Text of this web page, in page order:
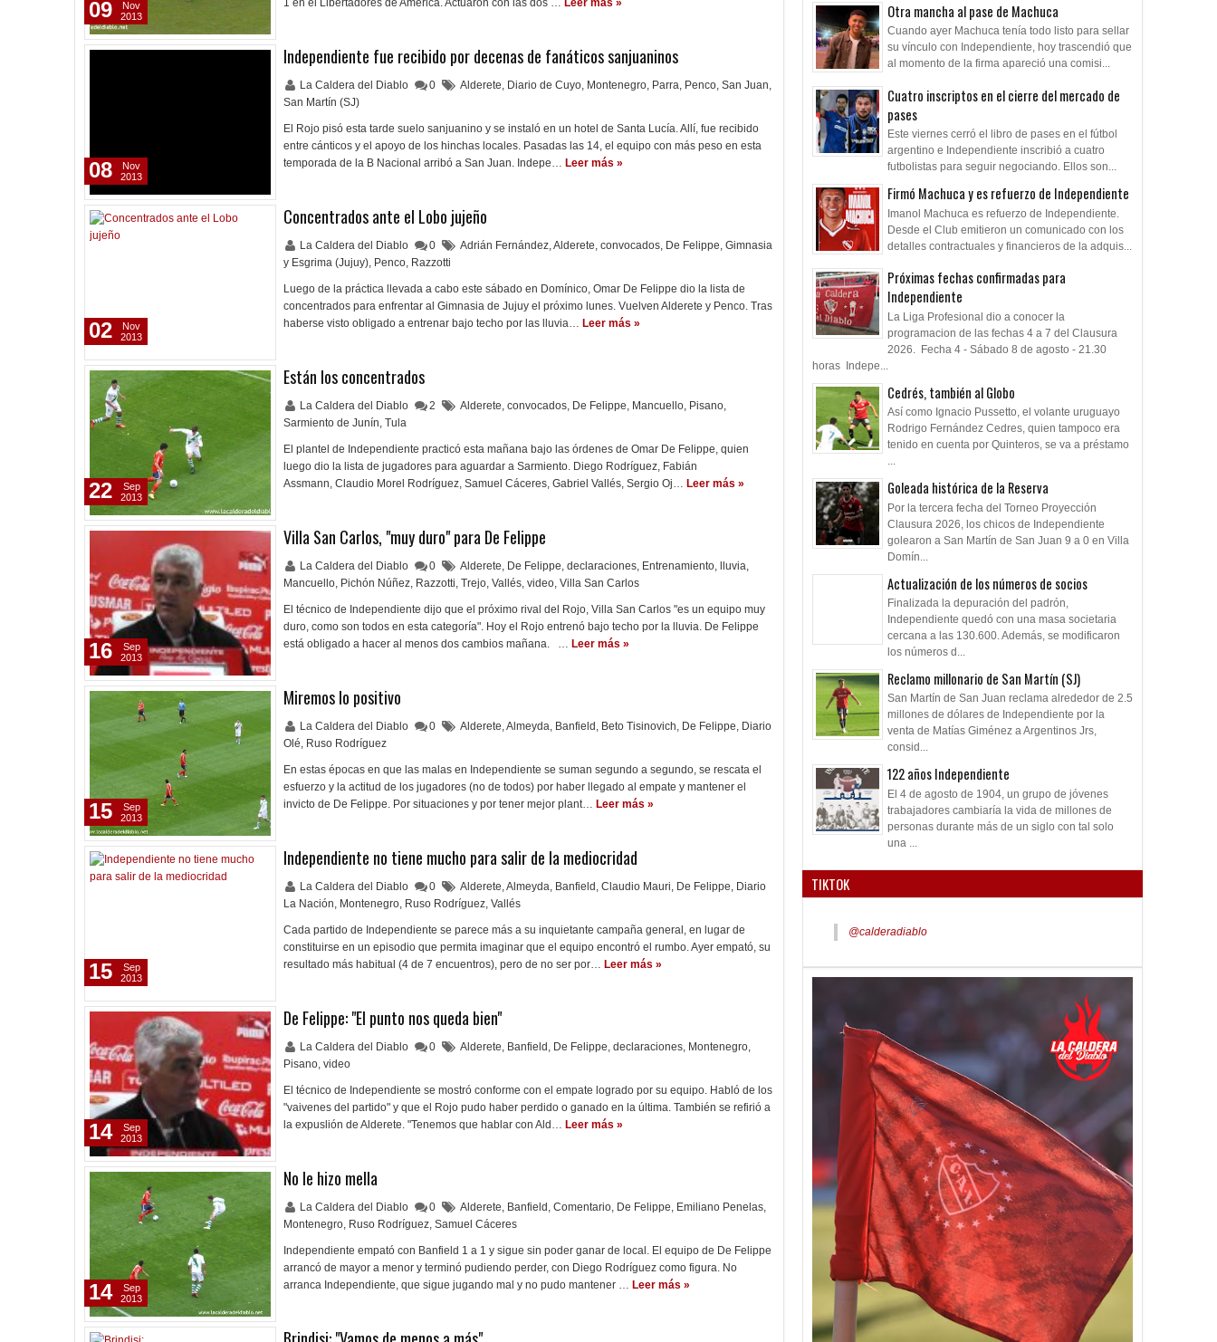
1 en el Libertadores de América. Actuaron con las dos … Leer más »
09
Nov
2013
Independiente fue recibido por decenas de fanáticos sanjuaninos
La Caldera del Diablo 0 Alderete, Diario de Cuyo, Montenegro, Parra, Penco, San Juan,
San Martín (SJ)
El Rojo pisó esta tarde suelo sanjuanino y se instaló en un hotel de Santa Lucía. Allí, fue recibido
entre cánticos y el apoyo de los hinchas locales. Pasadas las 14, el equipo con más peso en esta
temporada de la B Nacional arribó a San Juan. Indepe… Leer más »
08
Nov
2013
Concentrados ante el Lobo jujeño
La Caldera del Diablo 0 Adrián Fernández,Alderete, convocados, De Felippe, Gimnasia
y Esgrima (Jujuy), Penco, Razzotti
Luego de la práctica llevada a cabo este sábado en Domínico, Omar De Felippe dio la lista de
concentrados para enfrentar al Gimnasia de Jujuy el próximo lunes. Vuelven Alderete y Penco. Tras
haberse visto obligado a entrenar bajo techo por las lluvia… Leer más »
02
Nov
2013
Están los concentrados
La Caldera del Diablo 2 Alderete, convocados, De Felippe, Mancuello, Pisano,
Sarmiento de Junín, Tula
El plantel de Independiente practicó esta mañana bajo las órdenes de Omar De Felippe, quien
luego dio la lista de jugadores para aguardar a Sarmiento. Diego Rodríguez, Fabián
Assmann, Claudio Morel Rodríguez, Samuel Cáceres, Gabriel Vallés, Sergio Oj… Leer más »
22
Sep
2013
Villa San Carlos, "muy duro" para De Felippe
La Caldera del Diablo 0 Alderete, De Felippe, declaraciones, Entrenamiento, lluvia,
Mancuello, Pichón Núñez, Razzotti, Trejo, Vallés, video, Villa San Carlos
El técnico de Independiente dijo que el próximo rival del Rojo, Villa San Carlos "es un equipo muy
duro, como son todos en esta categoría". Hoy el Rojo entrenó bajo techo por la lluvia. De Felippe
está obligado a hacer al menos dos cambios mañana. … Leer más »
16
Sep
2013
Miremos lo positivo
La Caldera del Diablo 0 Alderete,Almeyda, Banfield , Beto Tisinovich, De Felippe, Diario
Olé, Ruso Rodríguez
En estas épocas en que las malas en Independiente se suman segundo a segundo, se rescata el
esfuerzo y la actitud de los jugadores (no de todos) por haber llegado al empate y mantener el
invicto de De Felippe. Por situaciones y por tener mejor plant… Leer más »
15
Sep
2013
Independiente no tiene mucho para salir de la mediocridad
La Caldera del Diablo 0 Alderete,Almeyda, Banfield , Claudio Mauri, De Felippe, Diario
La Nación, Montenegro, Ruso Rodríguez, Vallés
Cada partido de Independiente se parece más a su inquietante campaña general, en lugar de
constituirse en un episodio que permita imaginar que el equipo encontró el rumbo. Ayer empató, su
resultado más habitual (4 de 7 encuentros), pero de no ser por… Leer más »
15
Sep
2013
De Felippe: "El punto nos queda bien"
La Caldera del Diablo 0 Alderete, Banfield , De Felippe, declaraciones, Montenegro,
Pisano, video
El técnico de Independiente se mostró conforme con el empate logrado por su equipo. Habló de los
"vaivenes del partido" y que el Rojo pudo haber perdido o ganado en la última. También se refirió a
la expuslión de Alderete. "Tenemos que hablar con Ald… Leer más »
14
Sep
2013
No le hizo mella
La Caldera del Diablo 0 Alderete, Banfield , Comentario, De Felippe, Emiliano Penelas,
Montenegro, Ruso Rodríguez, Samuel Cáceres
Independiente empató con Banfield 1 a 1 y sigue sin poder ganar de local. El equipo de De Felippe
arrancó de mayor a menor y terminó pudiendo perder, con Diego Rodríguez como figura. No
arranca Independiente, que sigue jugando mal y no pudo mantener … Leer más »
14
Sep
2013
Otra mancha al pase de Machuca
Cuando ayer Machuca tenía todo listo para sellar
su vínculo con Independiente, hoy trascendió que
al momento de la firma apareció una comisi...
Cuatro inscriptos en el cierre del mercado de
pases
Este viernes cerró el libro de pases en el fútbol
argentino e Independiente inscribió a cuatro
futbolistas para seguir negociando. Ellos son...
Firmó Machuca y es refuerzo de Independiente
Imanol Machuca es refuerzo de Independiente.
Desde el Club emitieron un comunicado con los
detalles contractuales y financieros de la adquis...
Próximas fechas confirmadas para
Independiente
La Liga Profesional dio a conocer la
programacion de las fechas 4 a 7 del Clausura
2026. Fecha 4 - Sábado 8 de agosto - 21.30
horas Indepe...
Cedrés, también al Globo
Así como Ignacio Pussetto, el volante uruguayo
Rodrigo Fernández Cedres, quien tampoco era
tenido en cuenta por Quinteros, se va a préstamo
...
Goleada histórica de la Reserva
Por la tercera fecha del Torneo Proyección
Clausura 2026, los chicos de Independiente
golearon a San Martín de San Juan 9 a 0 en Villa
Domín...
Actualización de los números de socios
Finalizada la depuración del padrón,
Independiente quedó con una masa societaria
cercana a las 130.600. Además, se modificaron
los números d...
Reclamo millonario de San Martín (SJ)
San Martín de San Juan reclama alrededor de 2.5
millones de dólares de Independiente por la
venta de Matías Giménez a Argentinos Jrs,
consid...
122 años Independiente
El 4 de agosto de 1904, un grupo de jóvenes
trabajadores cambiaría la vida de millones de
personas durante más de un siglo con tal solo
una ...
TIKTOK
@calderadiablo